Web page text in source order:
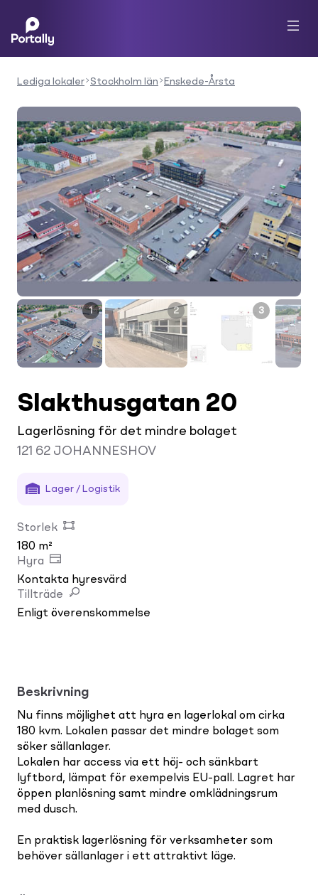
Lediga lokaler Stockholm län Enskede-Årsta
1 2 3
Slakthusgatan 20
Lagerlösning för det mindre bolaget
121 62 JOHANNESHOV
Lager / Logistik
Storlek
180 m²
Hyra
Kontakta hyresvärd
Tillträde
Enligt överenskommelse
Beskrivning
Nu finns möjlighet att hyra en lagerlokal om cirka
180 kvm. Lokalen passar det mindre bolaget som
söker sällanlager.
Lokalen har access via ett höj- och sänkbart
lyftbord, lämpat för exempelvis EU-pall. Lagret har
öppen planlösning samt mindre omklädningsrum
med dusch.
En praktisk lagerlösning för verksamheter som
behöver sällanlager i ett attraktivt läge.